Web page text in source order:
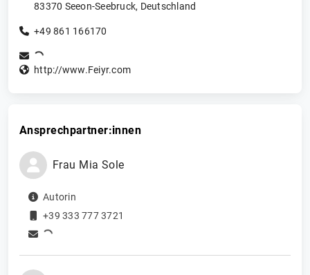
83370 Seeon-Seebruck, Deutschland
+49 861 166170
http://www.Feiyr.com
Ansprechpartner:innen
Frau Mia Sole
Autorin
+39 333 777 3721